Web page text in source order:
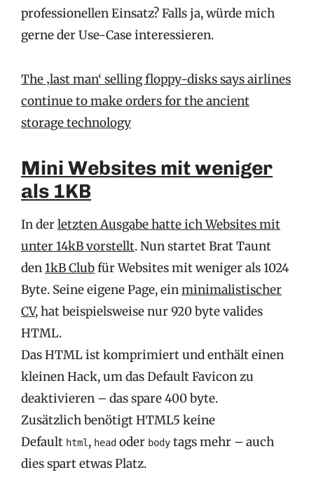
professionellen Einsatz? Falls ja, würde mich
gerne der Use-Case interessieren.
The ‚last man‘ selling floppy-disks says airlines
continue to make orders for the ancient
storage technology
Mini Websites mit weniger
als 1KB
In derletzten Ausgabe hatte ich Websites mit
unter 14kB vorstellt. Nun startet Brat Taunt
den1kB Clubfür Websites mit weniger als 1024
Byte. Seine eigene Page, einminimalistischer
CV, hat beispielsweise nur 920 byte valides
HTML.
Das HTML ist komprimiert und enthält einen
kleinen Hack, um das Default Favicon zu
deaktivieren – das spare 400 byte.
Zusätzlich benötigt HTML5 keine
Default html , head oder body tags mehr – auch
dies spart etwas Platz.